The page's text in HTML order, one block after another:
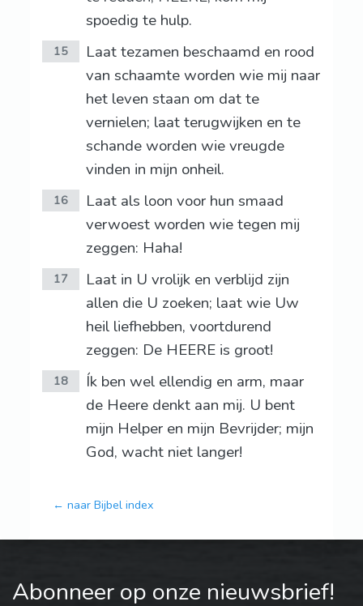
spoedig te hulp.
15
Laat tezamen beschaamd en rood
van schaamte worden wie mij naar
het leven staan om dat te
vernielen; laat terugwijken en te
schande worden wie vreugde
vinden in mijn onheil.
16
Laat als loon voor hun smaad
verwoest worden wie tegen mij
zeggen: Haha!
17
Laat in U vrolijk en verblijd zijn
allen die U zoeken; laat wie Uw
heil liefhebben, voortdurend
zeggen: De HEERE is groot!
18
Ík ben wel ellendig en arm, maar
de Heere denkt aan mij. U bent
mijn Helper en mijn Bevrijder; mijn
God, wacht niet langer!
← naar Bijbel index
Abonneer op onze nieuwsbrief!